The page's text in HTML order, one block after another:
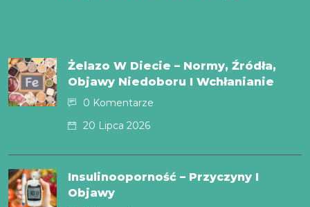
Żelazo W Diecie – Normy, Źródła,
Objawy Niedoboru I Wchłanianie
0 Komentarze
20 Lipca 2026
Insulinooporność – Przyczyny I
Objawy